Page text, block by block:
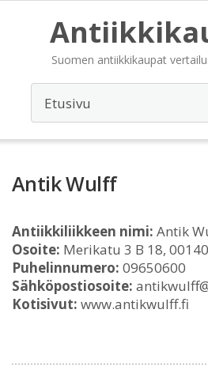
Suomen antiikkikaupat
Antik Wulff
Antiikkiliikkeen nimi: Antik
Osoite: Merikatu 3 B 18,
Puhelinnumero: 09650600
Sähköpostiosoite:
Kotisivut: www.antikwulff.fi